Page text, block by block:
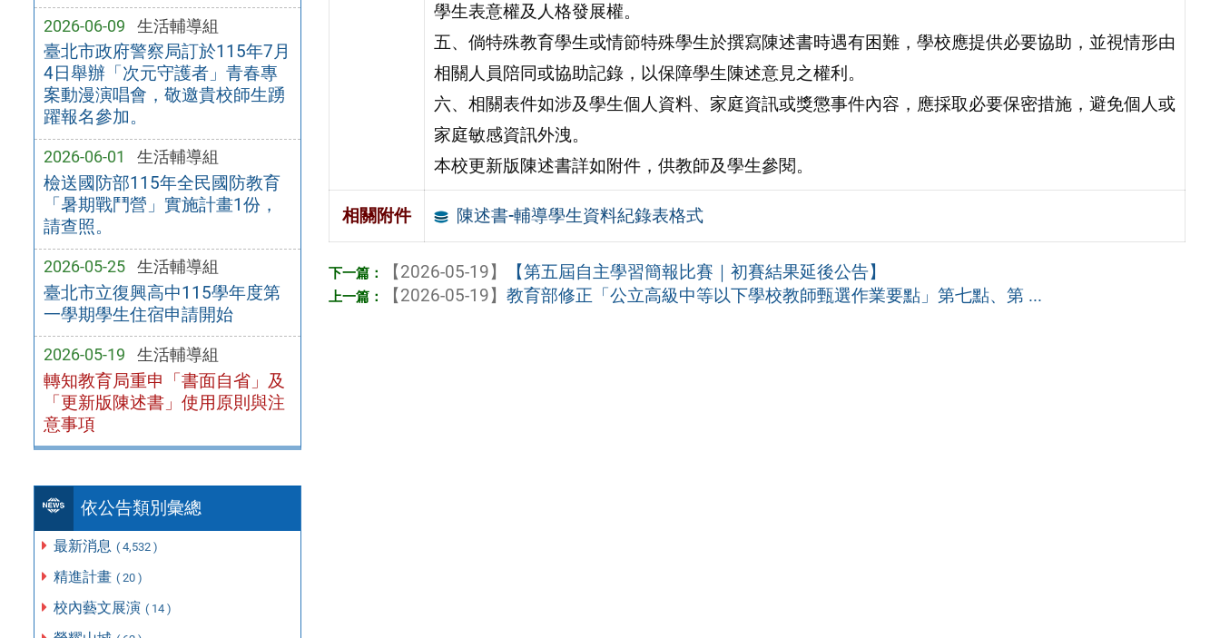
2026-06-09 生活輔導組
臺北市政府警察局訂於115年7月
4日舉辦「次元守護者」青春專
案動漫演唱會，敬邀貴校師生踴
躍報名參加。
2026-06-01 生活輔導組
檢送國防部115年全民國防教育
「暑期戰鬥營」實施計畫1份，
請查照。
2026-05-25 生活輔導組
臺北市立復興高中115學年度第
一學期學生住宿申請開始
2026-05-19 生活輔導組
轉知教育局重申「書面自省」及
「更新版陳述書」使用原則與注
意事項
依公告類別彙總
最新消息 ( 4,532 )
精進計畫 ( 20 )
校內藝文展演 ( 14 )
學生表意權及人格發展權。
五、倘特殊教育學生或情節特殊學生於撰寫陳述書時遇有困難，學校應提供必要協助，並視情形由
相關人員陪同或協助記錄，以保障學生陳述意見之權利。
六、相關表件如涉及學生個人資料、家庭資訊或獎懲事件內容，應採取必要保密措施，避免個人或
家庭敏感資訊外洩。
本校更新版陳述書詳如附件，供教師及學生參閱。
相關附件 陳述書-輔導學生資料紀錄表格式
【2026-05-19】
【第五屆自主學習簡報比賽｜初賽結果延後公告】
【2026-05-19】教育部修正「公立高級中等以下學校教師甄選作業要點」第七點、第 ...